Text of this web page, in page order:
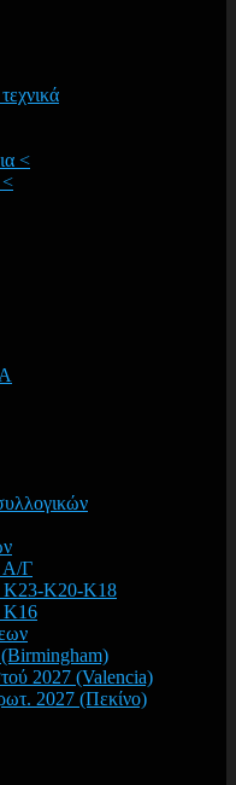
<
Α/Γ
Κ23-Κ20-Κ18
Κ16
2027 (Valencia)
2027 (Πεκίνο)